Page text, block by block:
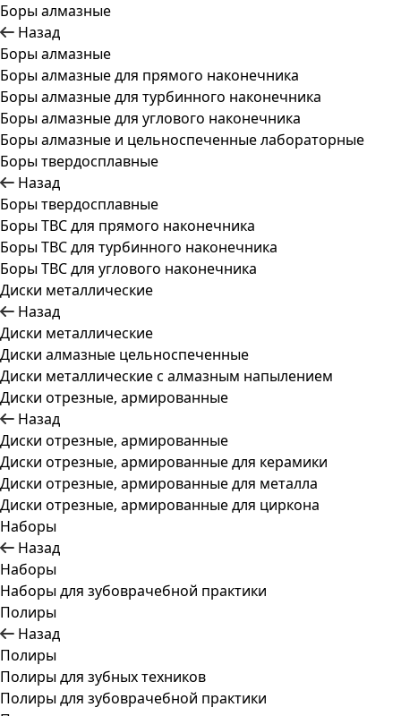
Боры алмазные
Назад
Боры алмазные
Боры алмазные для прямого наконечника
Боры алмазные для турбинного наконечника
Боры алмазные для углового наконечника
Боры алмазные и цельноспеченные лабораторные
Боры твердосплавные
Назад
Боры твердосплавные
Боры ТВС для прямого наконечника
Боры ТВС для турбинного наконечника
Боры ТВС для углового наконечника
Диски металлические
Назад
Диски металлические
Диски алмазные цельноспеченные
Диски металлические с алмазным напылением
Диски отрезные, армированные
Назад
Диски отрезные, армированные
Диски отрезные, армированные для керамики
Диски отрезные, армированные для металла
Диски отрезные, армированные для циркона
Наборы
Назад
Наборы
Наборы для зубоврачебной практики
Полиры
Назад
Полиры
Полиры для зубных техников
Полиры для зубоврачебной практики